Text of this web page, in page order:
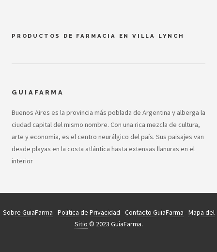
PRODUCTOS DE FARMACIA EN VILLA LYNCH
GUIAFARMA
Buenos Aires es la provincia más poblada de Argentina y alberga la
ciudad capital del mismo nombre. Con una rica mezcla de cultura,
arte y economía, es el centro neurálgico del país. Sus paisajes van
desde playas en la costa atlántica hasta extensas llanuras en el
interior
Sobre GuiaFarma -Politica de Privacidad -Contacto GuiaFarma -Mapa del
Sitio © 2023 GuiaFarma.